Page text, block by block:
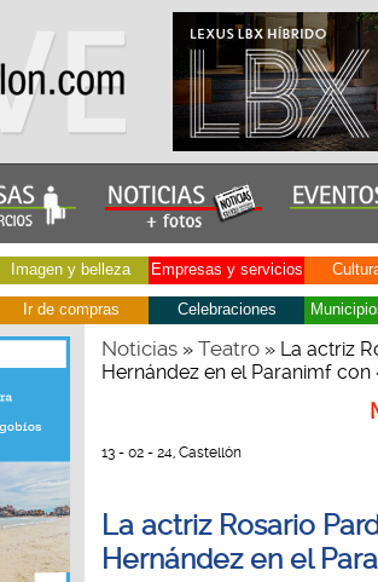
Imagen y belleza Empresas y servicios
Ir de compras Celebraciones
Noticias» Teatro» La actriz
Hernández en el Paranimf con
13 - 02 - 24, Castellón
La actriz Rosario
Hernández en el